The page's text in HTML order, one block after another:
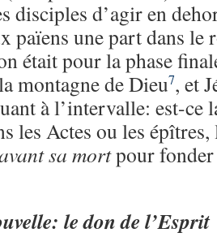
disciples d’agir en
païens une part dans le
était pour la phase
montagne de Dieu7, et
à l’intervalle: est-ce
les Actes ou les
sa mortpour fonder
le don de l’Esprit